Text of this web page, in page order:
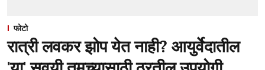
फोटो
रात्री लवकर झोप येत नाही? आयुर्वेदातील